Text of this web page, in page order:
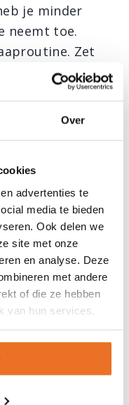
Over
advertenties te
media te bieden
Ook delen we
site met onze
en analyse. Deze
met andere
of die ze hebben
van hun services.
je minder
neemt toe.
Zet
alle schermen uit
zoals een boek
of
ook een
op je
kun je op
komen.